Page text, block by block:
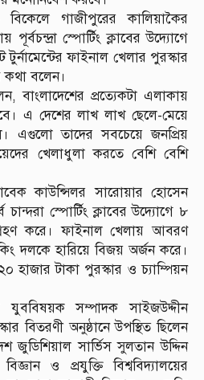
গাজীপুরের কালিয়াকৈর
পূর্বচন্দ্রা স্পোর্টিং ক্লাবের উদ্যোগে
ফাইনাল খেলার পুরস্কার
কথা বলেন।
বাংলাদেশের প্রত্যেকটা এলাকায়
এ দেশের লাখ লাখ ছেলে-মেয়ে
এগুলো তাদের সবচেয়ে জনপ্রিয়
খেলাধুলা করতে বেশি বেশি
কাউন্সিলর সারোয়ার হোসেন
স্পোর্টিং ক্লাবের উদ্যোগে ৮
করে। ফাইনাল খেলায় আবরণ
দলকে হারিয়ে বিজয় অর্জন করে।
হাজার টাকা পুরস্কার ও চ্যাম্পিয়ন
যুববিষয়ক সম্পাদক সাইজউদ্দীন
বিতরণী অনুষ্ঠানে উপস্থিত ছিলেন
জুডিশিয়াল সার্ভিস সুলতান উদ্দিন
ও প্রযুক্তি বিশ্ববিদ্যালয়ের